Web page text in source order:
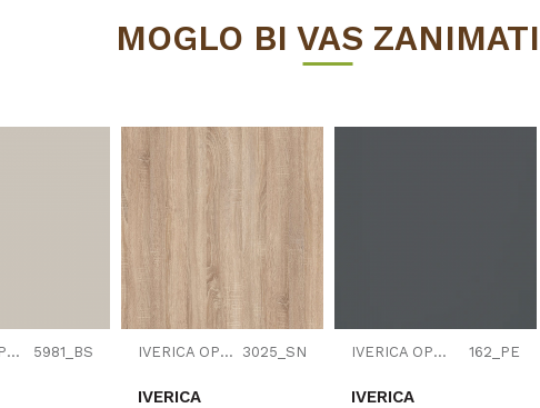
sivi tonovi
18
2800
2070
EGGER
MOGLO BI VAS ZANIMATI
IVERICA OPLEMENJENA 5981_BS IVERICA OPLEMENJENA 3025_SN
IVERICA
IVERICA OPLEMENJENA 162_PE
IVERICA